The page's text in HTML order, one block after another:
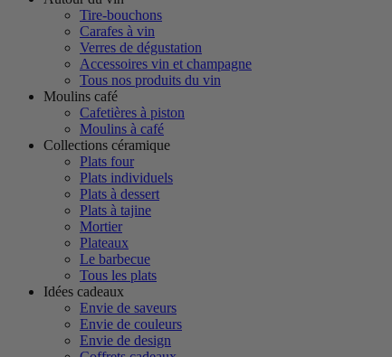
Tire-bouchons
Carafes à vin
Verres de dégustation
Accessoires vin et champagne
Tous nos produits du vin
Moulins café
Cafetières à piston
Moulins à café
Collections céramique
Plats four
Plats individuels
Plats à dessert
Plats à tajine
Mortier
Plateaux
Le barbecue
Tous les plats
Idées cadeaux
Envie de saveurs
Envie de couleurs
Envie de design